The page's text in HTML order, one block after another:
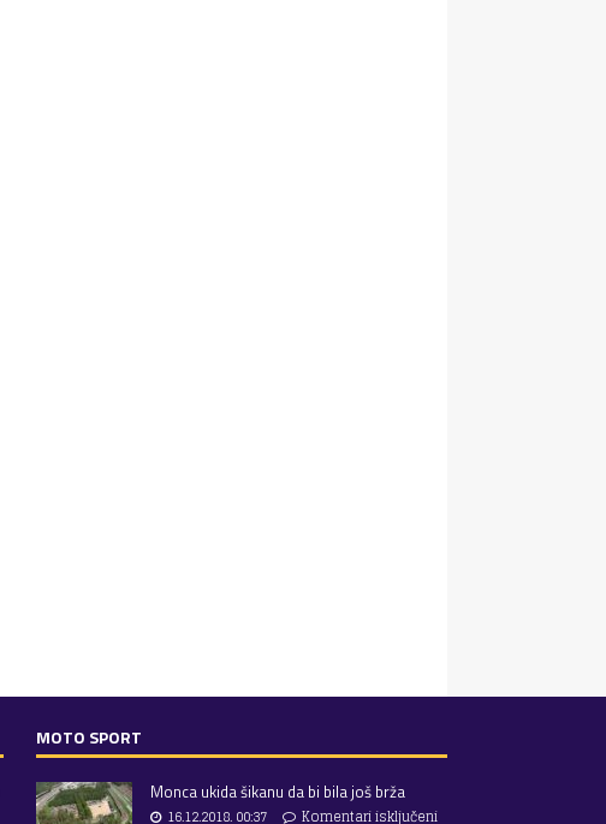
MOTO SPORT
Monca ukida šikanu da bi bila još brža
16.12.2018. 00:37
Komentari isključeni